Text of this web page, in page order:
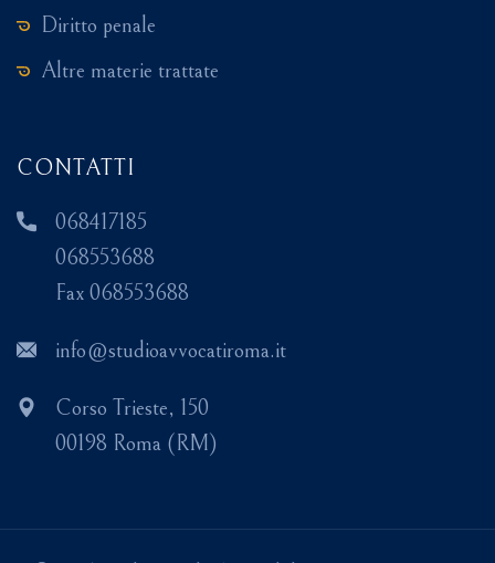
Diritto penale
Altre materie trattate
CONTATTI
068417185
068553688
Fax 068553688
info@studioavvocatiroma.it
Corso Trieste, 150
00198 Roma (RM)